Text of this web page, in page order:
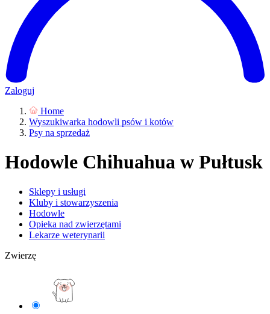
Zaloguj
Home
Wyszukiwarka hodowli psów i kotów
Psy na sprzedaż
Hodowle Chihuahua w Pułtusk
Sklepy i usługi
Kluby i stowarzyszenia
Hodowle
Opieka nad zwierzętami
Lekarze weterynarii
Zwierzę